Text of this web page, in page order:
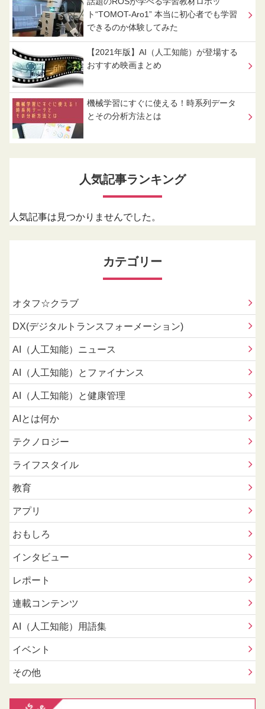
ト“TOMOT-Aro1” 本当に初心者でも学習
できるのか体験してみた
【2021年版】AI（人工知能）が登場する
おすすめ映画まとめ
機械学習にすぐに使える！時系列データ
とその分析方法とは
人気記事ランキング
人気記事は見つかりませんでした。
カテゴリー
オタフ☆クラブ
DX(デジタルトランスフォーメーション)
AI（人工知能）ニュース
AI（人工知能）とファイナンス
AI（人工知能）と健康管理
AIとは何か
テクノロジー
ライフスタイル
教育
アプリ
おもしろ
インタビュー
レポート
連載コンテンツ
AI（人工知能）用語集
イベント
その他